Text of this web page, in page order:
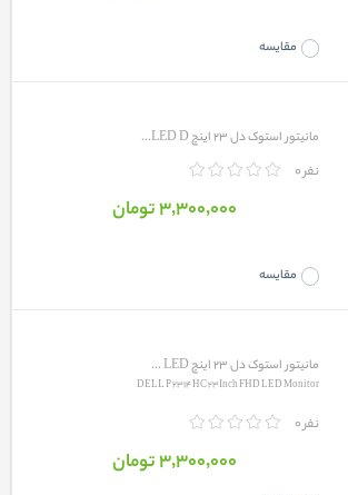
مقایسه
مانیتور استوک دل 23 اینچ LED D...
0 نفر
مقایسه
3٬300٬000 تومان
مانیتور استوک دل 23 اینچ LED ...
DELL P 2314 HC 23Inch FHD LED Monitor
0 نفر
3٬300٬000 تومان